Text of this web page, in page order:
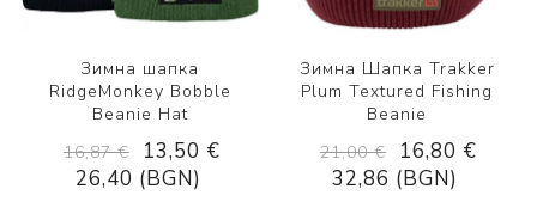
Зимна шапка
RidgeMonkey Bobble
Beanie Hat
16,87 €
13,50 €
26,40 (BGN)
Зимна Шапка Trakker
Plum Textured Fishing
Beanie
21,00 €
16,80 €
32,86 (BGN)